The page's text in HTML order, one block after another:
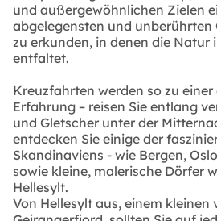
und außergewöhnlichen Zielen
abgelegensten und unberührten
zu erkunden, in denen die Natur
entfaltet.
Kreuzfahrten werden so zu
Erfahrung – reisen Sie entlang
und Gletscher unter der
entdecken Sie einige der
Skandinaviens - wie Bergen,
sowie kleine, malerische Dörfer
Hellesylt.
Von Hellesylt aus, einem